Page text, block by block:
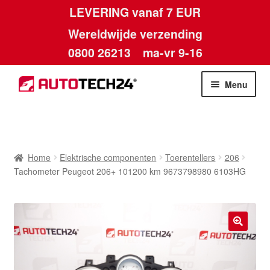
LEVERING vanaf 7 EUR
Wereldwijde verzending
0800 26213 ma-vr 9-16
Skip
to
Skip
to
Menu
Home Elektrische componenten Toerentellers
206
Tachometer Peugeot 206+ 101200 km 9673798980 6103HG
🔍